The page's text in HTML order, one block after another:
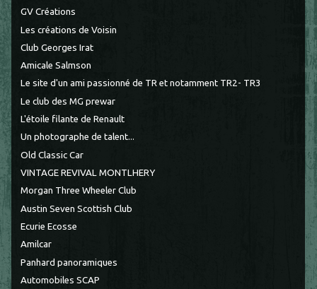
GV Créations
Les créations de Voisin
Club Georges Irat
Amicale Salmson
Le site d'un ami passionné de TR et notamment TR2- TR3
Le club des MG prewar
L'étoile filante de Renault
Un photographe de talent...
Old Classic Car
VINTAGE REVIVAL MONTLHERY
Morgan Three Wheeler Club
Austin Seven Scottish Club
Ecurie Ecosse
Amilcar
Panhard panoramiques
Automobiles SCAP